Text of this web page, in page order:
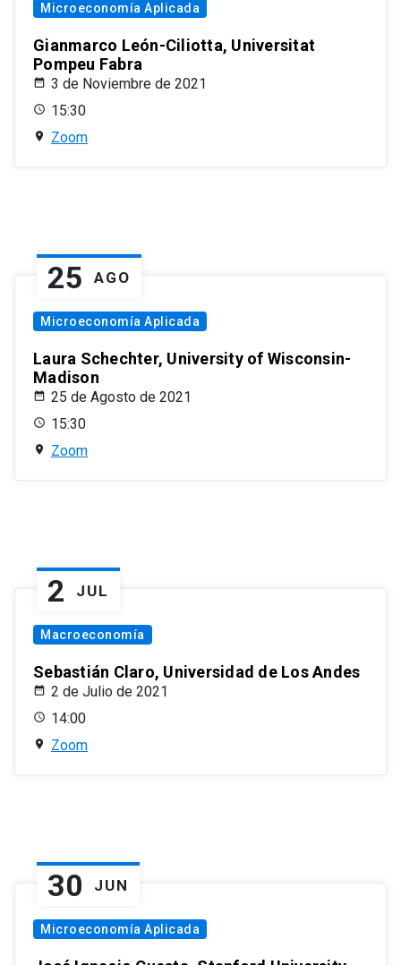
Microeconomía Aplicada
Gianmarco León-Ciliotta, Universitat
Pompeu Fabra
3 de Noviembre de 2021
15:30
Zoom
25 AGO
Microeconomía Aplicada
Laura Schechter, University of Wisconsin-
Madison
25 de Agosto de 2021
15:30
Zoom
2 JUL
Macroeconomía
Sebastián Claro, Universidad de Los Andes
2 de Julio de 2021
14:00
Zoom
30 JUN
Microeconomía Aplicada